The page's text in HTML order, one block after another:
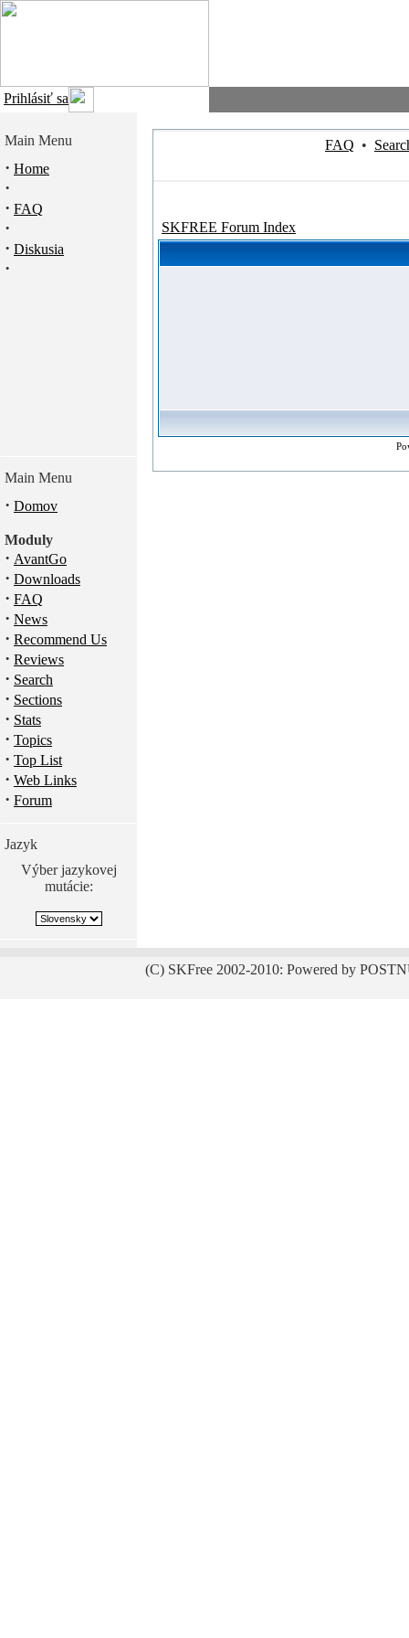
Prihlásiť sa
Main Menu
· Home
·
· FAQ
·
· Diskusia
·
Main Menu
· Domov
Moduly
· AvantGo
· Downloads
· FAQ
· News
· Recommend Us
· Reviews
· Search
· Sections
· Stats
· Topics
· Top List
· Web Links
· Forum
Jazyk
Výber jazykovej
mutácie:
FAQ •
SKFREE Forum Index
(C) SKFree 2002-2010: Powered by